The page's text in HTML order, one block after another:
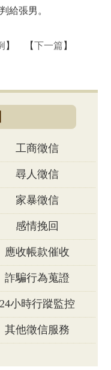
給張男。
】 【下一篇 】
工商徵信
尋人徵信
家暴徵信
感情挽回
應收帳款催收
詐騙行為蒐證
24小時行蹤監控
其他徵信服務